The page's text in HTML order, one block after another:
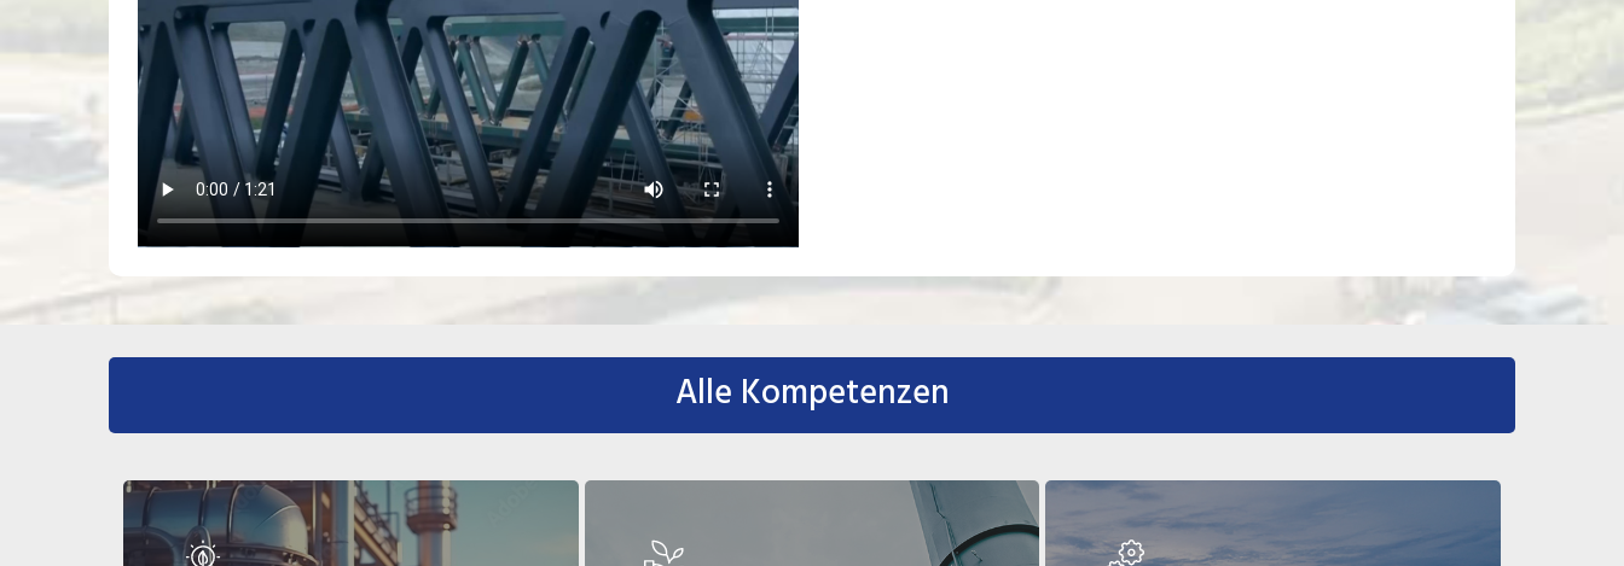
Alle Kompetenzen